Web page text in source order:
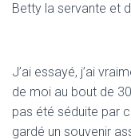
Betty la servante et
J’ai essayé, j’ai
de moi au bout de
pas été séduite par
gardé un souvenir